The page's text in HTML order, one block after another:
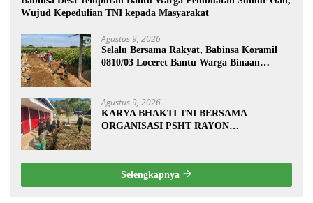
Wujud Kepedulian TNI kepada Masyarakat
Agustus 9, 2026
Selalu Bersama Rakyat, Babinsa Koramil
0810/03 Loceret Bantu Warga Binaan
Agustus 9, 2026
KARYA BHAKTI TNI BERSAMA
ORGANISASI PSHT RAYON
KEMANUNGGALAN TNI-RAKYAT
Selengkapnya